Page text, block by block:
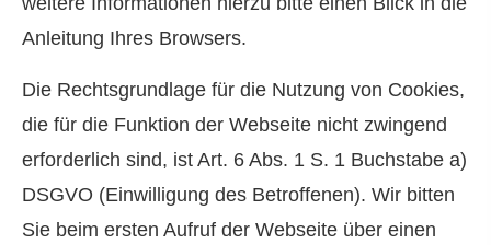
Anleitung Ihres Browsers.
Die Rechtsgrundlage für die Nutzung von Cookies,
die für die Funktion der Webseite nicht zwingend
erforderlich sind, ist Art. 6 Abs. 1 S. 1 Buchstabe a)
DSGVO (Einwilligung des Betroffenen). Wir bitten
Sie beim ersten Aufruf der Webseite über einen